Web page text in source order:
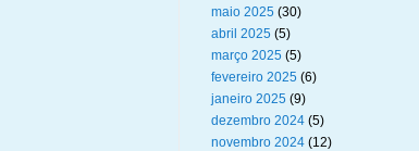
maio 2025 (30)
abril 2025 (5)
março 2025 (5)
fevereiro 2025 (6)
janeiro 2025 (9)
dezembro 2024 (5)
novembro 2024 (12)